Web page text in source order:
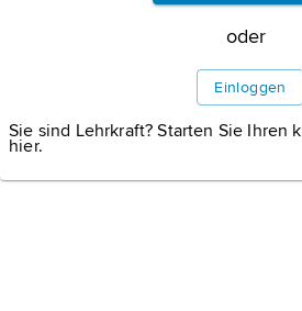
oder
Einloggen
Sie sind Lehrkraft? Starten Sie Ihren
hier.